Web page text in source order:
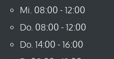
Mi. 08:00 - 12:00
Do. 08:00 - 12:00
Do. 14:00 - 16:00